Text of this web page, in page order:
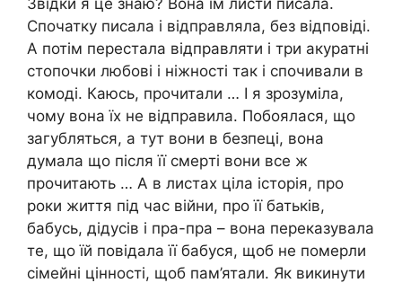
Звідки я це знаю? Вона їм листи писала.
Спочатку писала і відправляла, без відповіді.
А потім перестала відправляти і три акуратні
стопочки любові і ніжності так і спочивали в
комоді. Каюсь, прочитали … І я зрозуміла,
чому вона їх не відправила. Побоялася, що
загубляться, а тут вони в безпеці, вона
думала що після її смepті вони все ж
прочитають … А в листах ціла історія, про
роки життя під час війни, про її батьків,
бабусь, дідусів і пра-пра – вона переказувала
тe, що їй повідала її бабуся, щоб не помepли
сімейні цінності, щоб пам’ятали. Як викинути